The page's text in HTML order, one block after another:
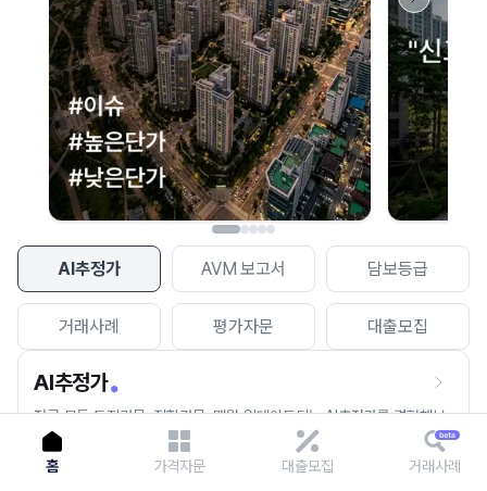
AI추정가 AVM 보고서 담보등급
거래사례 평가자문 대출모집
AI추정가
전국 모든 토지건물, 집합건물, 매월 업데이트되는 AI추정가를 경험해보
세요.
이용에 불편을 드려 죄송합니다.
다시 시도
홈 가격자문 대출모집 거래사례